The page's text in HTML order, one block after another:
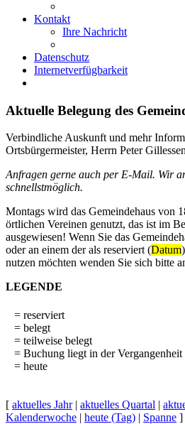
Kontakt
Ihre Nachricht
Datenschutz
Internetverfügbarkeit
Aktuelle Belegung des
Verbindliche Auskunft und mehr
Ortsbürgermeister, Herrn Peter
Anfragen gerne auch per E-Mail. Wir
schnellstmöglich.
Montags wird das Gemeindehaus von
örtlichen Vereinen genutzt, das ist im
ausgewiesen! Wenn Sie das
oder an einem der als reserviert (Datum
nutzen möchten wenden Sie sich bitte
LEGENDE
= reserviert
= belegt
= teilweise belegt
= Buchung liegt in der Vergangenheit
= heute
[ aktuelles Jahr| aktuelles Quartal |
Kalenderwoche | heute (Tag) | Spanne ]